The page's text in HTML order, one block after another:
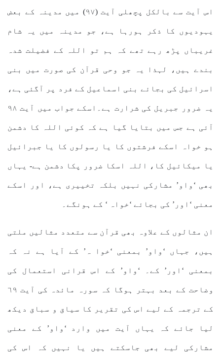
اس آیت سے بالکل پچھلی آیت (۹۷) میں مدینہ کے بعض
یہودیوں کا ذکر ہورہا ہے، جو مدینہ میں یہ شام
غریباں پڑھ رہے تھے کہ ہم تو اللہ کے فضیلت شدہ
بندے ہیں، لہذا یہ جو وحی قرآن کی صورت میں بنی
اسرائیل کی بجائے بنی اسماعیل کے فرد پر آگئی ہے،
یہ ضرور جبریل کی شرارت ہے۔اسکے جواب میں آیت ۹۸
آئی ہے جس میں بتایا گیا ہے کہ کوئی اللہ کا دشمن
ہو خواہ اسکے فرشتوں کا یا رسولوں کا یا جبرائیل
یا میکائیل کا، اللہ اسکا ضرور پکا دشمن ہے- یہاں
بھی ‘واو’ مشارکی نہیں بلکہ تخییری ہے، اور اسکے
معنی ‘اور’ کی بجائے ‘خواہ ‘ کے ہونگے۔
ان مثالوں کے علاوہ بھی قرآن سے متعدد مثالیں ملتی
ہیں، جہاں ‘واو’ بمعنی ‘خوا ہ’ کے آیا ہے نہ کہ
بمعنی ‘اور’ کے۔ ‘واو’ کے اس قرانی استعمال کی
وضاحت کے بعد بہتر ہوگا کہ سورہ مائدہ کی آیت ٦٩
کے ترجمہ کے لیے اس کی تقریر کا سیاق و سباق دیکھ
لیا جائے کہ یہاں آیت میں وارد ‘واو’ کے معنی
مشارکی لیے بھی جاسکتے ہیں یا نہیں کہ اس کی